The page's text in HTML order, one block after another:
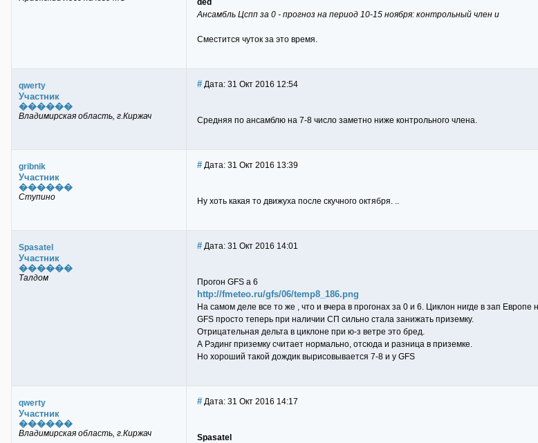
ded
Ансамбль Цспп за 0 - прогноз на период 10-15 ноября: контрольный член и
Сместится чуток за это время.
qwerty
Участник
������
Владимирская область, г.Киржач
# Дата: 31 Окт 2016 12:54
Средняя по ансамблю на 7-8 число заметно ниже контрольного члена.
gribnik
Участник
������
Ступино
# Дата: 31 Окт 2016 13:39
Ну хоть какая то движуха после скучного октября. ..
Spasatel
Участник
������
Талдом
# Дата: 31 Окт 2016 14:01
Прогон GFS а 6
http://fmeteo.ru/gfs/06/temp8_186.png
На самом деле все то же , что и вчера в прогонах за 0 и 6. Циклон нигде в зап
GFS просто теперь при наличии СП сильно стала занижать приземку.
Отрицательная дельта в циклоне при ю-з ветре это бред.
А Рэдинг приземку считает нормально, отсюда и разница в приземке.
Но хороший такой дождик вырисовывается 7-8 и у GFS
qwerty
Участник
������
Владимирская область, г.Киржач
# Дата: 31 Окт 2016 14:17
Spasatel